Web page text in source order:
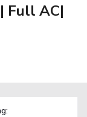
Full AC|